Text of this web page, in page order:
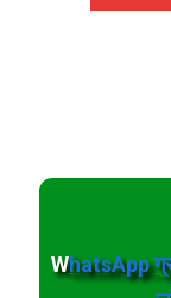
WhatsApp